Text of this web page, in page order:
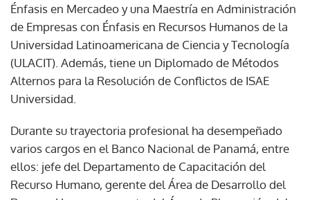
Énfasis en Mercadeo y una Maestría en Administración
de Empresas con Énfasis en Recursos Humanos de la
Universidad Latinoamericana de Ciencia y Tecnología
(ULACIT). Además, tiene un Diplomado de Métodos
Alternos para la Resolución de Conflictos de ISAE
Universidad.
Durante su trayectoria profesional ha desempeñado
varios cargos en el Banco Nacional de Panamá, entre
ellos: jefe del Departamento de Capacitación del
Recurso Humano, gerente del Área de Desarrollo del